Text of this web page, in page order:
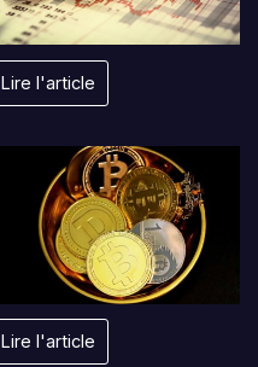
Lire l'article
Lire l'article